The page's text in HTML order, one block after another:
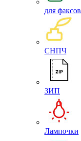
для факсов
СНПЧ
ЗИП
Лампочки